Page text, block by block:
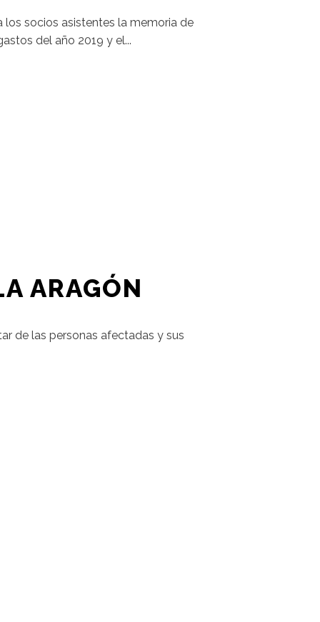
los socios asistentes la memoria de
del año 2019 y el...
ARAGÓN
de las personas afectadas y sus